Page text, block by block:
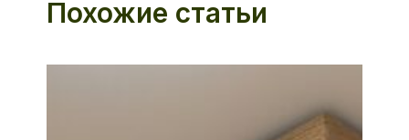
Похожие статьи